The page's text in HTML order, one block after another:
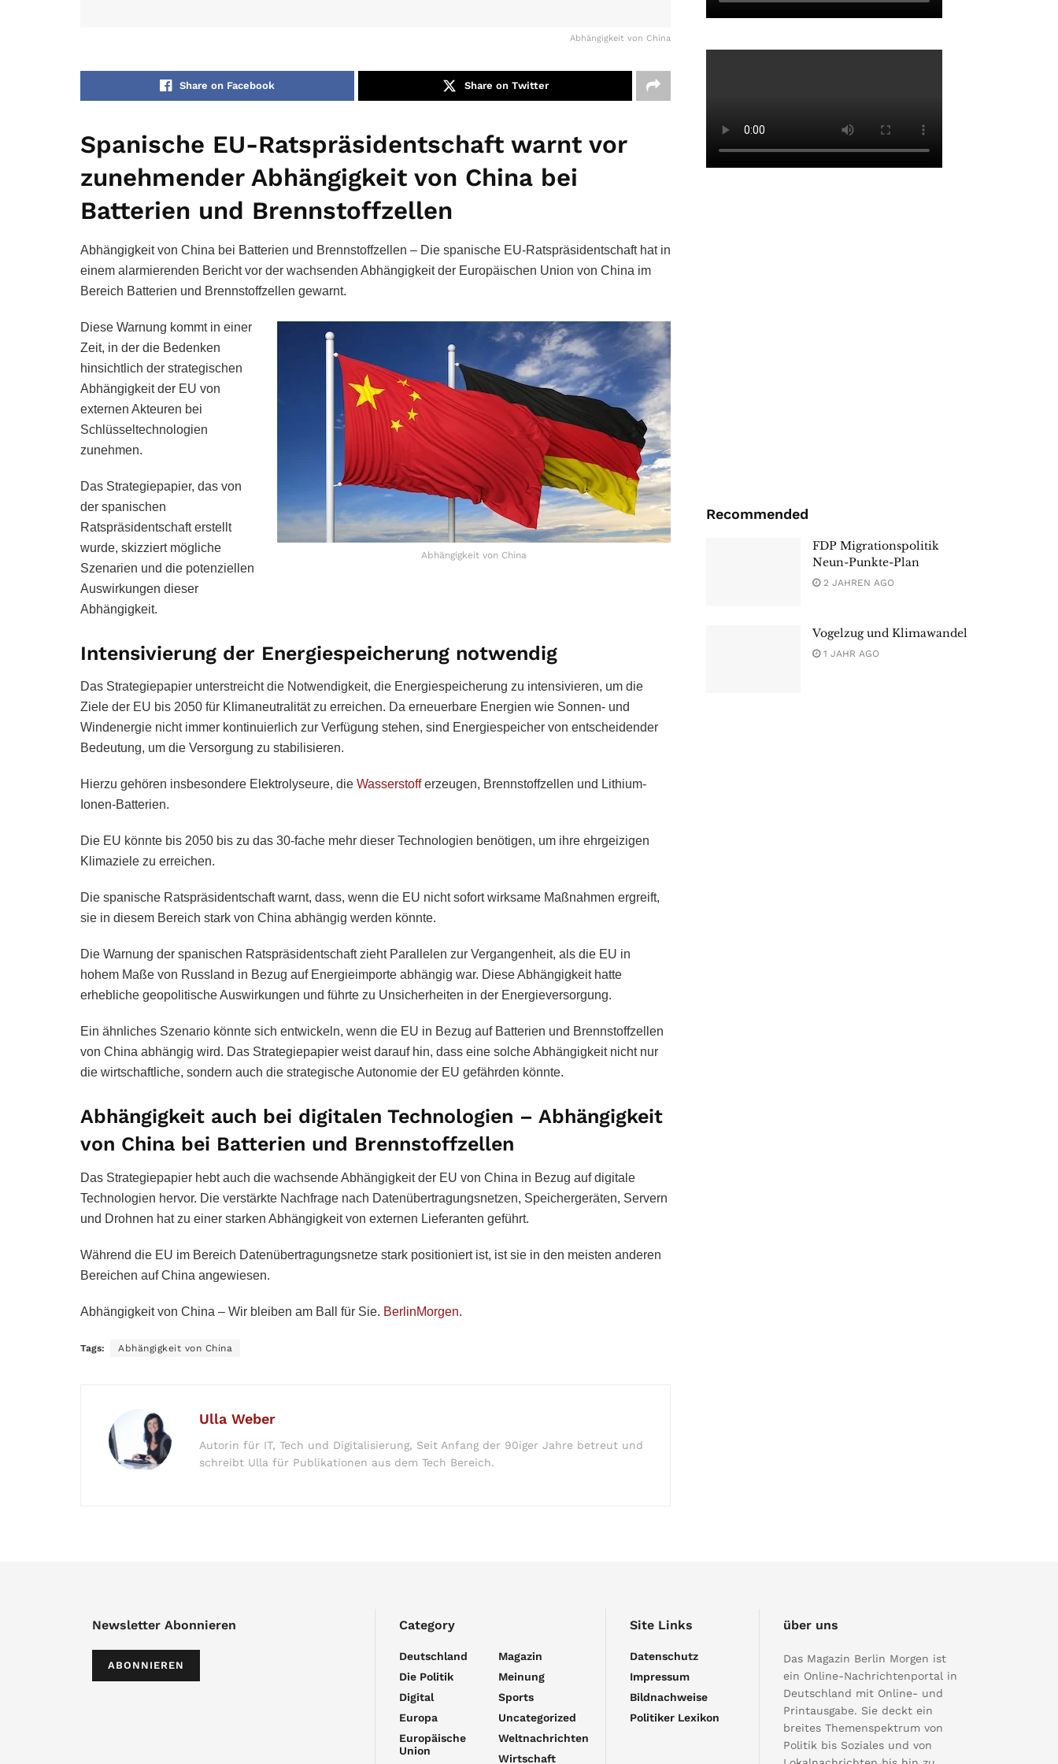
Abhängigkeit von China
Share on Facebook Share on Twitter
Spanische EU-Ratspräsidentschaft warnt vor
zunehmender Abhängigkeit von China bei
Batterien und Brennstoffzellen
Abhängigkeit von China bei Batterien und Brennstoffzellen – Die spanische EU-Ratspräsidentschaft hat in
einem alarmierenden Bericht vor der wachsenden Abhängigkeit der Europäischen Union von China im
Bereich Batterien und Brennstoffzellen gewarnt.
Abhängigkeit von China
Diese Warnung kommt in einer
Zeit, in der die Bedenken
hinsichtlich der strategischen
Abhängigkeit der EU von
externen Akteuren bei
Schlüsseltechnologien
zunehmen.
Das Strategiepapier, das von
der spanischen
Ratspräsidentschaft erstellt
wurde, skizziert mögliche
Szenarien und die potenziellen
Auswirkungen dieser
Abhängigkeit.
Intensivierung der Energiespeicherung notwendig
Das Strategiepapier unterstreicht die Notwendigkeit, die Energiespeicherung zu intensivieren, um die
Ziele der EU bis 2050 für Klimaneutralität zu erreichen. Da erneuerbare Energien wie Sonnen- und
Windenergie nicht immer kontinuierlich zur Verfügung stehen, sind Energiespeicher von entscheidender
Bedeutung, um die Versorgung zu stabilisieren.
Hierzu gehören insbesondere Elektrolyseure, die Wasserstofferzeugen, Brennstoffzellen und Lithium-
Ionen-Batterien.
Die EU könnte bis 2050 bis zu das 30-fache mehr dieser Technologien benötigen, um ihre ehrgeizigen
Klimaziele zu erreichen.
Die spanische Ratspräsidentschaft warnt, dass, wenn die EU nicht sofort wirksame Maßnahmen ergreift,
sie in diesem Bereich stark von China abhängig werden könnte.
Die Warnung der spanischen Ratspräsidentschaft zieht Parallelen zur Vergangenheit, als die EU in
hohem Maße von Russland in Bezug auf Energieimporte abhängig war. Diese Abhängigkeit hatte
erhebliche geopolitische Auswirkungen und führte zu Unsicherheiten in der Energieversorgung.
Ein ähnliches Szenario könnte sich entwickeln, wenn die EU in Bezug auf Batterien und Brennstoffzellen
von China abhängig wird. Das Strategiepapier weist darauf hin, dass eine solche Abhängigkeit nicht nur
die wirtschaftliche, sondern auch die strategische Autonomie der EU gefährden könnte.
Abhängigkeit auch bei digitalen Technologien – Abhängigkeit
von China bei Batterien und Brennstoffzellen
Das Strategiepapier hebt auch die wachsende Abhängigkeit der EU von China in Bezug auf digitale
Technologien hervor. Die verstärkte Nachfrage nach Datenübertragungsnetzen, Speichergeräten, Servern
und Drohnen hat zu einer starken Abhängigkeit von externen Lieferanten geführt.
Während die EU im Bereich Datenübertragungsnetze stark positioniert ist, ist sie in den meisten anderen
Bereichen auf China angewiesen.
Abhängigkeit von China – Wir bleiben am Ball für Sie. BerlinMorgen.
Tags: Abhängigkeit von China
Ulla Weber
Autorin für IT, Tech und Digitalisierung, Seit Anfang der 90iger Jahre betreut und
schreibt Ulla für Publikationen aus dem Tech Bereich.
Recommended
FDP Migrationspolitik
Neun-Punkte-Plan
2 JAHREN AGO
Vogelzug und Klimawandel
1 JAHR AGO
Newsletter Abonnieren
ABONNIEREN
Category
Deutschland
Die Politik
Digital
Europa
Europäische
Union
Magazin
Meinung
Sports
Uncategorized
Weltnachrichten
Wirtschaft
Site Links
Datenschutz
Impressum
Bildnachweise
Politiker Lexikon
über uns
Das Magazin Berlin Morgen ist
ein Online-Nachrichtenportal in
Deutschland mit Online- und
Printausgabe. Sie deckt ein
breites Themenspektrum von
Politik bis Soziales und von